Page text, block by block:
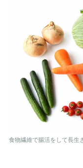
食物繊維で腸活をして長生